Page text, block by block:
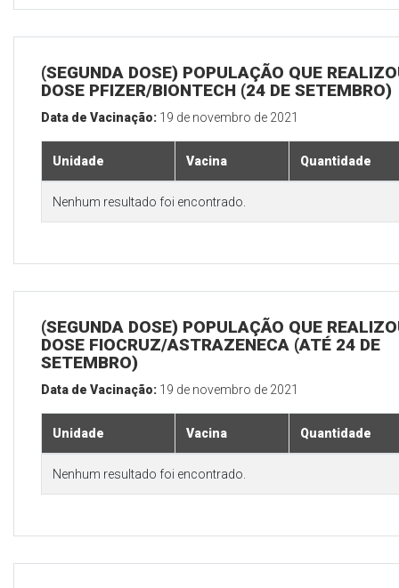
(SEGUNDA DOSE) POPULAÇÃO QUE
DOSE PFIZER/BIONTECH (24 DE SETEMBRO)
Data de Vacinação: 19 de novembro de 2021
Unidade Vacina Quantidade
Nenhum resultado foi encontrado.
(SEGUNDA DOSE) POPULAÇÃO QUE
DOSE FIOCRUZ/ASTRAZENECA (ATÉ 24 DE
SETEMBRO)
Data de Vacinação: 19 de novembro de 2021
Unidade Vacina Quantidade
Nenhum resultado foi encontrado.